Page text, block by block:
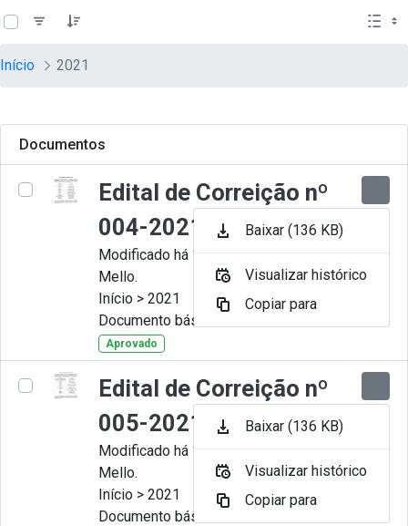
Pular para o Conteúdo principal
teste descricao
Início 2021
Documentos
Edital de Correição nº
004-2021
Modificado há 11 Meses por Artur
Mello.
Início > 2021
Documento básico
Aprovado
Edital de Correição nº
005-2021
Modificado há 11 Meses por Artur
Mello.
Início > 2021
Documento básico
Baixar (136 KB)
Visualizar histórico
Copiar para
Baixar (136 KB)
Visualizar histórico
Copiar para